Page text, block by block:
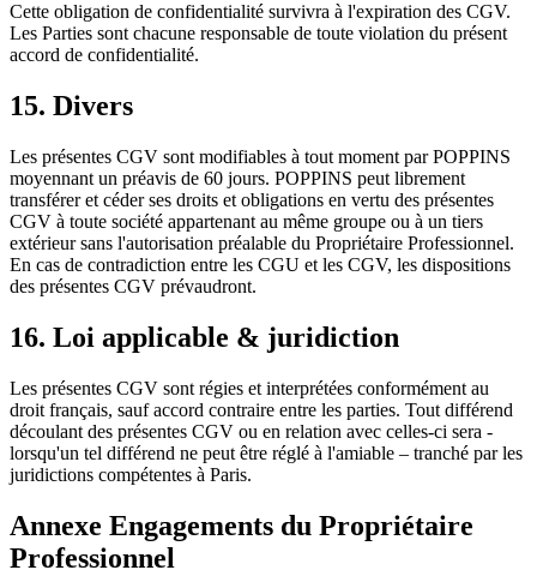
Cette obligation de confidentialité survivra à l'expiration des CGV.
Les Parties sont chacune responsable de toute violation du présent
accord de confidentialité.
15. Divers
Les présentes CGV sont modifiables à tout moment par POPPINS
moyennant un préavis de 60 jours. POPPINS peut librement
transférer et céder ses droits et obligations en vertu des présentes
CGV à toute société appartenant au même groupe ou à un tiers
extérieur sans l'autorisation préalable du Propriétaire Professionnel.
En cas de contradiction entre les CGU et les CGV, les dispositions
des présentes CGV prévaudront.
16. Loi applicable & juridiction
Les présentes CGV sont régies et interprétées conformément au
droit français, sauf accord contraire entre les parties. Tout différend
découlant des présentes CGV ou en relation avec celles-ci sera -
lorsqu'un tel différend ne peut être réglé à l'amiable – tranché par les
juridictions compétentes à Paris.
Annexe Engagements du Propriétaire
Professionnel